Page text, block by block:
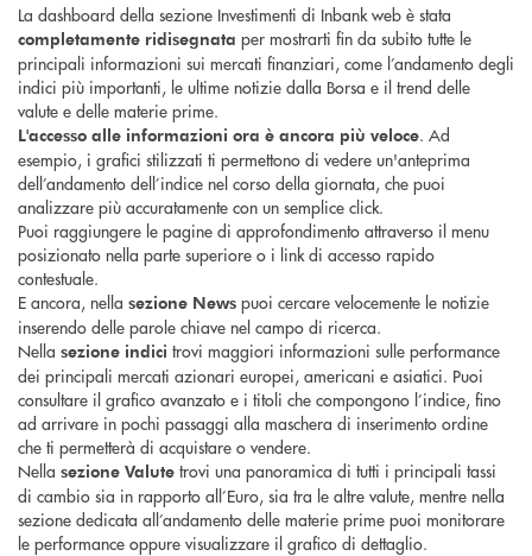
La dashboard della sezione Investimenti di Inbank web è stata
completamente ridisegnata per mostrarti fin da subito tutte le
principali informazioni sui mercati finanziari, come l’andamento degli
indici più importanti, le ultime notizie dalla Borsa e il trend delle
valute e delle materie prime.
L'accesso alle informazioni ora è ancora più veloce. Ad
esempio, i grafici stilizzati ti permettono di vedere un'anteprima
dell’andamento dell’indice nel corso della giornata, che puoi
analizzare più accuratamente con un semplice click.
Puoi raggiungere le pagine di approfondimento attraverso il menu
posizionato nella parte superiore o i link di accesso rapido
contestuale.
E ancora, nella sezione News puoi cercare velocemente le notizie
inserendo delle parole chiave nel campo di ricerca.
Nella sezione indici trovi maggiori informazioni sulle performance
dei principali mercati azionari europei, americani e asiatici. Puoi
consultare il grafico avanzato e i titoli che compongono l’indice, fino
ad arrivare in pochi passaggi alla maschera di inserimento ordine
che ti permetterà di acquistare o vendere.
Nella sezione Valute trovi una panoramica di tutti i principali tassi
di cambio sia in rapporto all’Euro, sia tra le altre valute, mentre nella
sezione dedicata all’andamento delle materie prime puoi monitorare
le performance oppure visualizzare il grafico di dettaglio.